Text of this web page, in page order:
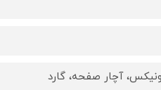
آچار صفحه، گارد